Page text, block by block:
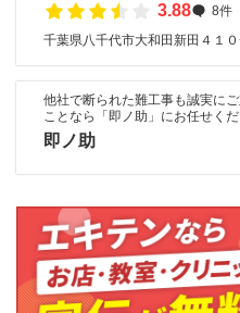
3.88
8件
千葉県八千代市大和田新田４１
他社で断られた難工事も誠実に
ことなら「即ノ助」にお任せくだ
即ノ助